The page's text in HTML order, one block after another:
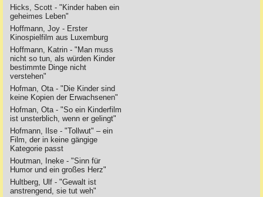
Hicks, Scott - "Kinder haben ein
geheimes Leben"
Hoffmann, Joy - Erster
Kinospielfilm aus Luxemburg
Hoffmann, Katrin - "Man muss
nicht so tun, als würden Kinder
bestimmte Dinge nicht
verstehen"
Hofman, Ota - "Die Kinder sind
keine Kopien der Erwachsenen"
Hofman, Ota - "So ein Kinderfilm
ist unsterblich, wenn er gelingt"
Hofmann, Ilse - "Tollwut" – ein
Film, der in keine gängige
Kategorie passt
Houtman, Ineke - "Sinn für
Humor und ein großes Herz"
Hultberg, Ulf - "Gewalt ist
anstrengend, sie tut weh"